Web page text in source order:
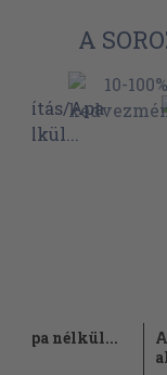
A
Apa nélkül...